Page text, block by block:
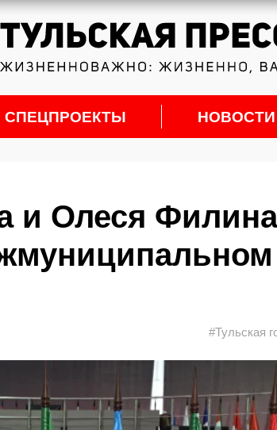
СПЕЦПРОЕКТЫ
и Олеся Филина
#Тульская